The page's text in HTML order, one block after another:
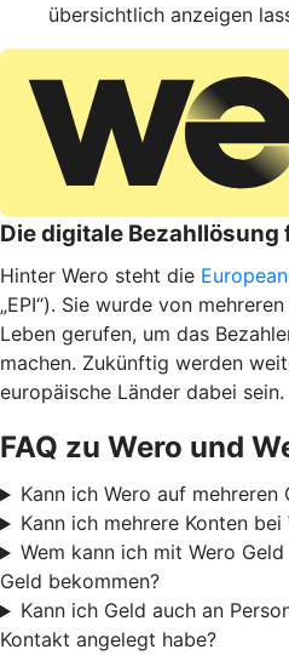
übersichtlich anzeigen
Die digitale Bezahllösung
Hinter Wero steht die
„EPI“). Sie wurde von
Leben gerufen, um das
machen. Zukünftig werden
europäische Länder dabei sein.
FAQ zu Wero und
Kann ich Wero auf mehreren
Kann ich mehrere Konten
Wem kann ich mit Wero
Geld bekommen?
Kann ich Geld auch an
Kontakt angelegt habe?